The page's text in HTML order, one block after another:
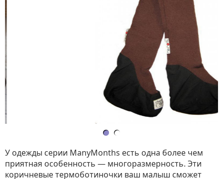
У одежды серии ManyMonths есть одна более чем
приятная особенность — многоразмерность. Эти
коричневые термоботиночки ваш малыш сможет